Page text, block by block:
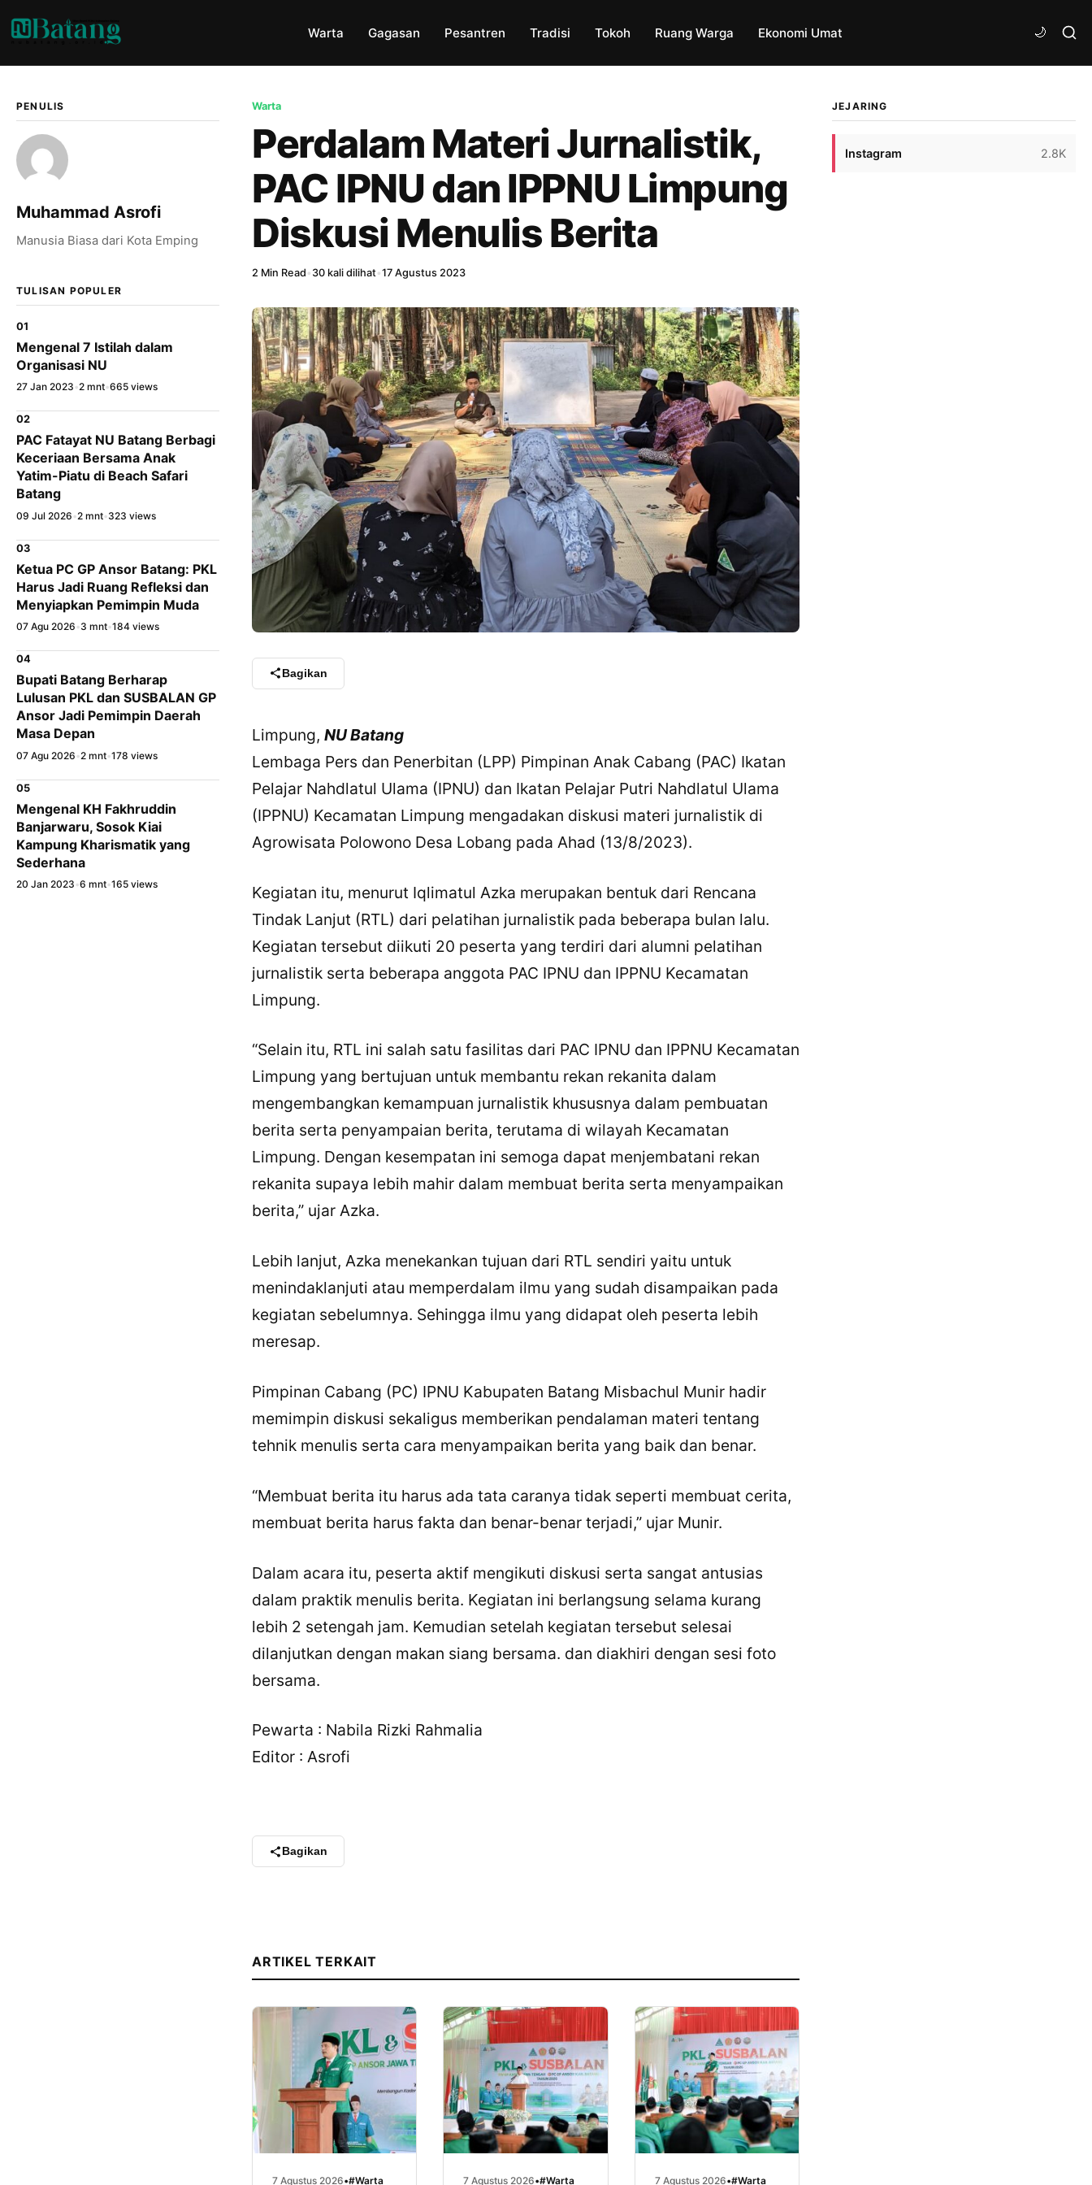
Warta Gagasan Pesantren Tradisi Tokoh Ruang Warga Ekonomi Umat
PENULIS
Muhammad Asrofi
Manusia Biasa dari Kota Emping
TULISAN POPULER
01
Mengenal 7 Istilah dalam
Organisasi NU
27 Jan 2023 •2 mnt•665 views
02
PAC Fatayat NU Batang Berbagi
Keceriaan Bersama Anak
Yatim-Piatu di Beach Safari
Batang
09 Jul 2026 •2 mnt•323 views
03
Ketua PC GP Ansor Batang: PKL
Harus Jadi Ruang Refleksi dan
Menyiapkan Pemimpin Muda
07 Agu 2026 •3 mnt•184 views
04
Bupati Batang Berharap
Lulusan PKL dan SUSBALAN GP
Ansor Jadi Pemimpin Daerah
Masa Depan
07 Agu 2026 •2 mnt•178 views
05
Mengenal KH Fakhruddin
Banjarwaru, Sosok Kiai
Kampung Kharismatik yang
Sederhana
20 Jan 2023 •6 mnt•165 views
Warta
Perdalam Materi Jurnalistik,
PAC IPNU dan IPPNU Limpung
Diskusi Menulis Berita
2 Min Read • 30 kali dilihat•17 Agustus 2023
Bagikan
Limpung, NU Batang
Lembaga Pers dan Penerbitan (LPP) Pimpinan Anak Cabang (PAC) Ikatan
Pelajar Nahdlatul Ulama (IPNU) dan Ikatan Pelajar Putri Nahdlatul Ulama
(IPPNU) Kecamatan Limpung mengadakan diskusi materi jurnalistik di
Agrowisata Polowono Desa Lobang pada Ahad (13/8/2023).
Kegiatan itu, menurut Iqlimatul Azka merupakan bentuk dari Rencana
Tindak Lanjut (RTL) dari pelatihan jurnalistik pada beberapa bulan lalu.
Kegiatan tersebut diikuti 20 peserta yang terdiri dari alumni pelatihan
jurnalistik serta beberapa anggota PAC IPNU dan IPPNU Kecamatan
Limpung.
“Selain itu, RTL ini salah satu fasilitas dari PAC IPNU dan IPPNU Kecamatan
Limpung yang bertujuan untuk membantu rekan rekanita dalam
mengembangkan kemampuan jurnalistik khususnya dalam pembuatan
berita serta penyampaian berita, terutama di wilayah Kecamatan
Limpung. Dengan kesempatan ini semoga dapat menjembatani rekan
rekanita supaya lebih mahir dalam membuat berita serta menyampaikan
berita,” ujar Azka.
Lebih lanjut, Azka menekankan tujuan dari RTL sendiri yaitu untuk
menindaklanjuti atau memperdalam ilmu yang sudah disampaikan pada
kegiatan sebelumnya. Sehingga ilmu yang didapat oleh peserta lebih
meresap.
Pimpinan Cabang (PC) IPNU Kabupaten Batang Misbachul Munir hadir
memimpin diskusi sekaligus memberikan pendalaman materi tentang
tehnik menulis serta cara menyampaikan berita yang baik dan benar.
“Membuat berita itu harus ada tata caranya tidak seperti membuat cerita,
membuat berita harus fakta dan benar-benar terjadi,” ujar Munir.
Dalam acara itu, peserta aktif mengikuti diskusi serta sangat antusias
dalam praktik menulis berita. Kegiatan ini berlangsung selama kurang
lebih 2 setengah jam. Kemudian setelah kegiatan tersebut selesai
dilanjutkan dengan makan siang bersama. dan diakhiri dengan sesi foto
bersama.
Pewarta : Nabila Rizki Rahmalia
Editor : Asrofi
Bagikan
ARTIKEL TERKAIT
7 Agustus 2026•#Warta 7 Agustus 2026•#Warta 7 Agustus 2026•#Warta
JEJARING
Instagram 2.8K
WhatsApp